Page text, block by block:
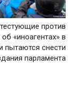
против
«иноагентах» в
пытаются снести
парламента